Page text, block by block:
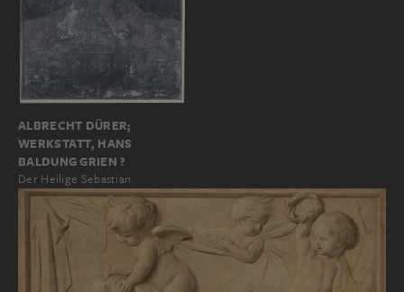
ALBRECHT DÜRER;
WERKSTATT, HANS
BALDUNG GRIEN ?
Der Heilige Sebastian